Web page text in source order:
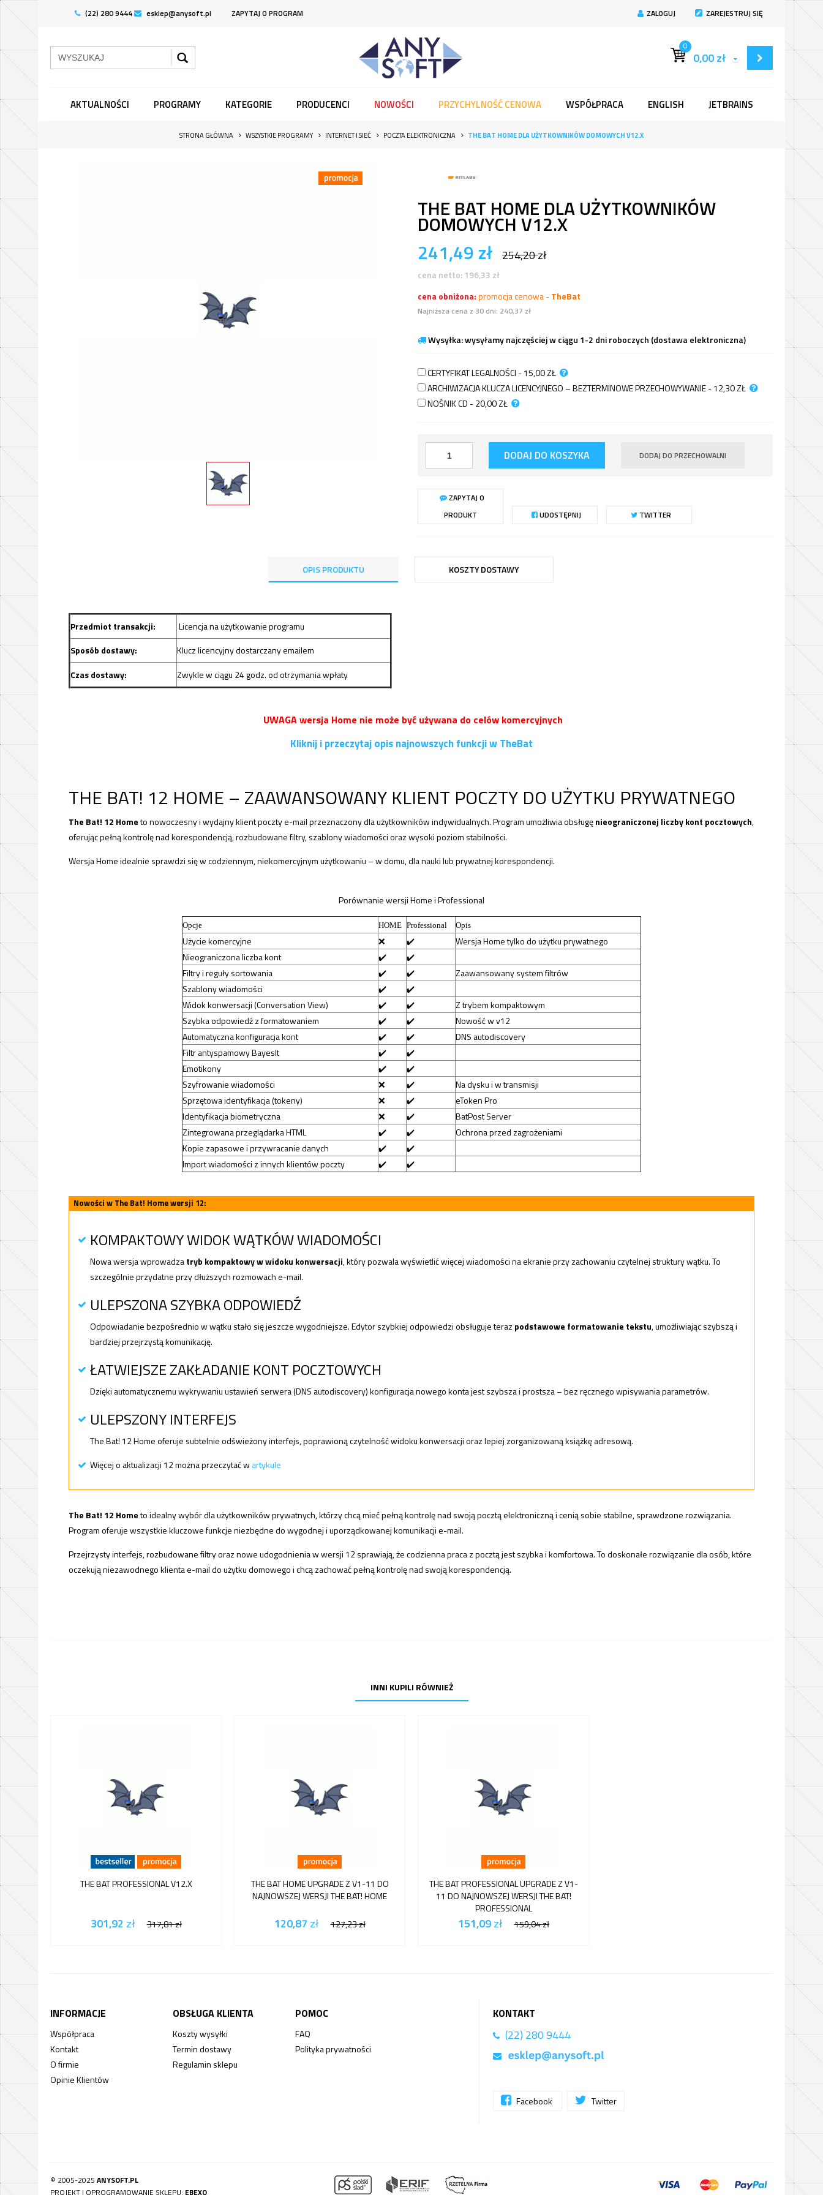
(22) 280 9444 esklep@anysoft.pl ZAPYTAJ O PROGRAM ZALOGUJ ZAREJESTRUJ SIĘ
0
0,00zł
AKTUALNOŚCI PROGRAMY KATEGORIE PRODUCENCI NOWOŚCI PRZYCHYLNOŚĆ CENOWA WSPÓŁPRACA ENGLISH JETBRAINS
STRONA GŁÓWNA WSZYSTKIE PROGRAMY INTERNET I SIEĆ POCZTA ELEKTRONICZNA THE BAT HOME DLA UŻYTKOWNIKÓW DOMOWYCH V12.X
THE BAT HOME DLA UŻYTKOWNIKÓW
DOMOWYCH V12.X
241,49zł 254,20zł
cena netto:196,33 zł
cena obniżona:promocja cenowa -TheBat
Najniższa cena z 30 dni: 240,37 zł
Wysyłka: wysyłamy najczęściej w ciągu 1-2 dni roboczych (dostawa elektroniczna)
CERTYFIKAT LEGALNOŚCI - 15,00ZŁ
ARCHIWIZACJA KLUCZA LICENCYJNEGO – BEZTERMINOWE PRZECHOWYWANIE - 12,30ZŁ
NOŚNIK CD - 20,00ZŁ
DODAJ DO KOSZYKA DODAJ DO PRZECHOWALNI
ZAPYTAJ O
PRODUKT
UDOSTĘPNIJ TWITTER
OPIS PRODUKTU KOSZTY DOSTAWY
Przedmiot transakcji:
Licencja na użytkowanie programu
Sposób dostawy:
Klucz licencyjny dostarczany emailem
Czas dostawy:
Zwykle w ciągu 24 godz. od otrzymania wpłaty
UWAGA wersja Home nie może być używana do celów komercyjnych
Kliknij i przeczytaj opis najnowszych funkcji w TheBat
THE BAT! 12 HOME – ZAAWANSOWANY KLIENT POCZTY DO UŻYTKU PRYWATNEGO
The Bat! 12 Hometo nowoczesny i wydajny klient poczty e-mail przeznaczony dla użytkowników indywidualnych. Program umożliwia obsługęnieograniczonej liczby kont pocztowych,
oferując pełną kontrolę nad korespondencją, rozbudowane filtry, szablony wiadomości oraz wysoki poziom stabilności.
Wersja Home idealnie sprawdzi się w codziennym, niekomercyjnym użytkowaniu – w domu, dla nauki lub prywatnej korespondencji.
Porównanie wersji Home i Professional
Opcje HOME Professional Opis
Użycie komercyjne ❌ ✔️
Wersja Home tylko do użytku prywatnego
Nieograniczona liczba kont
✔️
✔️
Filtry i reguły sortowania
✔️ ✔️
Zaawansowany system filtrów
Szablony wiadomości
✔️
✔️
Widok konwersacji (Conversation View)
✔️ ✔️
Z trybem kompaktowym
Szybka odpowiedź z formatowaniem
✔️ ✔️
Nowość w v12
Automatyczna konfiguracja kont
✔️ ✔️
DNS autodiscovery
Filtr antyspamowy BayesIt
✔️
✔️
Emotikony
✔️
✔️
Szyfrowanie wiadomości
❌ ✔️
Na dysku i w transmisji
Sprzętowa identyfikacja (tokeny)
❌ ✔️
eToken Pro
Identyfikacja biometryczna
❌ ✔️
BatPost Server
Zintegrowana przeglądarka HTML
✔️ ✔️
Ochrona przed zagrożeniami
Kopie zapasowe i przywracanie danych
✔️
✔️
Import wiadomości z innych klientów poczty
✔️ ✔️
Nowości w The Bat! Home wersji 12:
KOMPAKTOWY WIDOK WĄTKÓW WIADOMOŚCI
Nowa wersja wprowadzatryb kompaktowy w widoku konwersacji, który pozwala wyświetlić więcej wiadomości na ekranie przy zachowaniu czytelnej struktury wątku. To
szczególnie przydatne przy dłuższych rozmowach e-mail.
ULEPSZONA SZYBKA ODPOWIEDŹ
Odpowiadanie bezpośrednio w wątku stało się jeszcze wygodniejsze. Edytor szybkiej odpowiedzi obsługuje teraz podstawowe formatowanie tekstu, umożliwiając szybszą i
bardziej przejrzystą komunikację.
ŁATWIEJSZE ZAKŁADANIE KONT POCZTOWYCH
Dzięki automatycznemu wykrywaniu ustawień serwera (DNS autodiscovery) konfiguracja nowego konta jest szybsza i prostsza – bez ręcznego wpisywania parametrów.
ULEPSZONY INTERFEJS
The Bat! 12 Home oferuje subtelnie odświeżony interfejs, poprawioną czytelność widoku konwersacji oraz lepiej zorganizowaną książkę adresową.
Więcej o aktualizacji 12 można przeczytać wartykule
The Bat! 12 Hometo idealny wybór dla użytkowników prywatnych, którzy chcą mieć pełną kontrolę nad swoją pocztą elektroniczną i cenią sobie stabilne, sprawdzone rozwiązania.
Program oferuje wszystkie kluczowe funkcje niezbędne do wygodnej i uporządkowanej komunikacji e-mail.
Przejrzysty interfejs, rozbudowane filtry oraz nowe udogodnienia w wersji 12 sprawiają, że codzienna praca z pocztą jest szybka i komfortowa. To doskonałe rozwiązanie dla osób, które
oczekują niezawodnego klienta e-mail do użytku domowego i chcą zachować pełną kontrolę nad swoją korespondencją.
INNI KUPILI RÓWNIEŻ
THE BAT PROFESSIONAL V12.X
301,92 zł 317,81zł
THE BAT HOME UPGRADE Z V1-11 DO
NAJNOWSZEJ WERSJI THE BAT! HOME
120,87 zł 127,23zł
THE BAT PROFESSIONAL UPGRADE Z V1-
11 DO NAJNOWSZEJ WERSJI THE BAT!
PROFESSIONAL
151,09zł 159,04zł
INFORMACJE
Współpraca
Kontakt
O firmie
Opinie Klientów
OBSŁUGA KLIENTA
Koszty wysyłki
Termin dostawy
Regulamin sklepu
POMOC
FAQ
Polityka prywatności
KONTAKT
(22) 280 9444
Facebook Twitter
© 2005-2025 ANYSOFT.PL
PROJEKT I OPROGRAMOWANIE SKLEPU: EBEXO